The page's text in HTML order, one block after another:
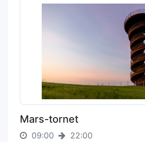
Mars-tornet
09:00 22:00